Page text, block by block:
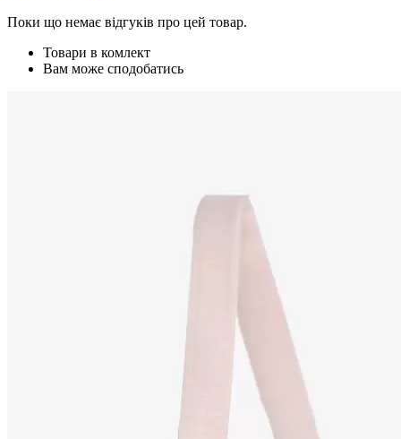
Поки що немає відгуків про цей товар.
Товари в комлект
Вам може сподобатись